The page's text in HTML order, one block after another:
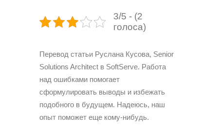
3/5 - (2
голоса)
Перевод статьи Руслана Кусова, Senior
Solutions Architect в SoftServe. Работа
над ошибками помогает
сформулировать выводы и избежать
подобного в будущем. Надеюсь, наш
опыт поможет еще кому-нибудь.